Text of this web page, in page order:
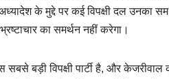
के मुद्दे पर कई विपक्षी दल उनका
का समर्थन नहीं करेगा।
सबसे बड़ी विपक्षी पार्टी है, और